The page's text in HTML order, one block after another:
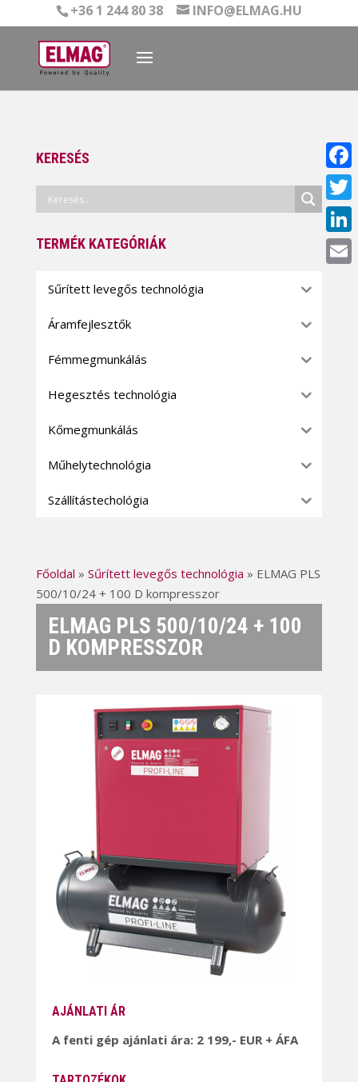
+36 1 244 80 38 INFO@ELMAG.HU
Főoldal » Sűrített levegős technológia » ELMAG PLS
500/10/24 + 100 D kompresszor
ELMAG PLS 500/10/24 + 100
D KOMPRESSZOR
AJÁNLATI ÁR
A fenti gép ajánlati ára: 2 199,- EUR + ÁFA
KERESÉS
TERMÉK KATEGÓRIÁK
Sűrített levegős technológia
Áramfejlesztők
Fémmegmunkálás
Hegesztés technológia
Kőmegmunkálás
Műhelytechnológia
Szállítástechológia